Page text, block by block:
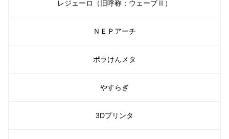
レジェーロ（旧呼称：ウェーブⅡ）
ＮＥＰアーチ
ポラけんメタ
やすらぎ
3Dプリンタ